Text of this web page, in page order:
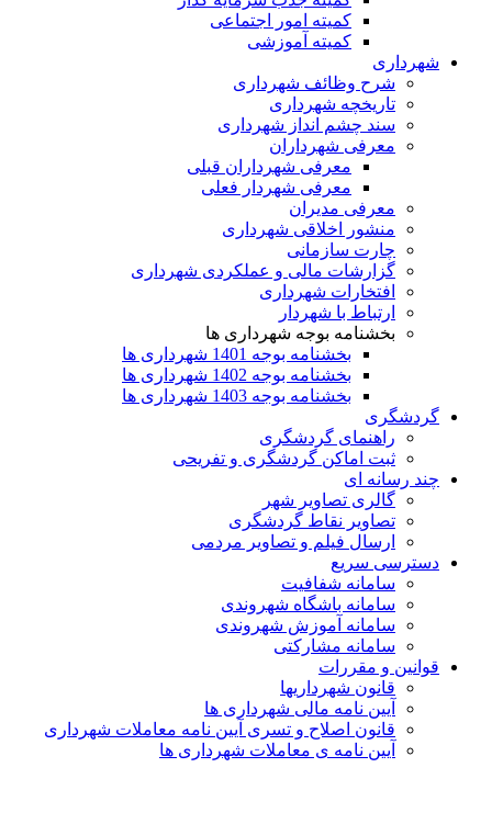
کمیته امور اجتماعی
کمیته آموزشی
شهرداری
شرح وظائف شهرداری
تاریخچه شهرداری
سند چشم انداز شهرداری
معرفی شهرداران
معرفی شهرداران قبلی
معرفی شهردار فعلی
معرفی مدیران
منشور اخلاقی شهرداری
چارت سازمانی
گزارشات مالی و عملکردی شهرداری
افتخارات شهرداری
ارتباط با شهردار
بخشنامه بوجه شهرداری ها
بخشنامه بوجه 1401 شهرداری ها
بخشنامه بوجه 1402 شهرداری ها
بخشنامه بوجه 1403 شهرداری ها
گردشگری
راهنمای گردشگری
ثبت اماکن گردشگری و تفریحی
چند رسانه ای
گالری تصاویر شهر
تصاویر نقاط گردشگری
ارسال فیلم و تصاویر مردمی
دسترسی سریع
سامانه شفافیت
سامانه باشگاه شهروندی
سامانه آموزش شهروندی
سامانه مشارکتی
قوانین و مقررات
قانون شهرداریها
آیین نامه مالی شهرداری ها
قانون اصلاح و تسری آیین نامه معاملات شهرداری
آیین نامه ی معاملات شهرداری ها